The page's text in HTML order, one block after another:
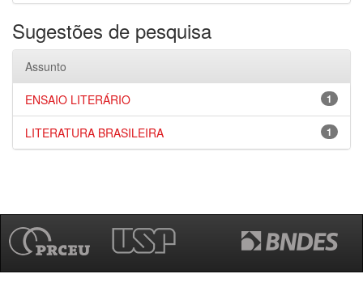
Sugestões de pesquisa
Assunto
1
ENSAIO LITERÁRIO
1
LITERATURA BRASILEIRA